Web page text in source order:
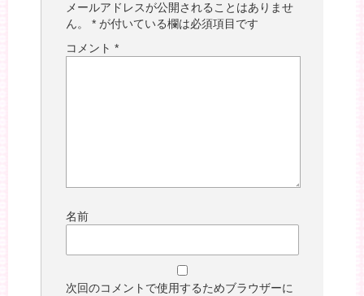
メールアドレスが公開されることはありませ
ん。
* が付いている欄は必須項目です
コメント *
名前
次回のコメントで使用するためブラウザーに